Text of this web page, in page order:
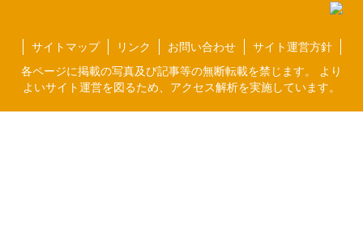
サイトマップ リンク お問い合わせ
サイト運営方針
各ページに掲載の写真及び記事等の無断転載を禁じます。 より
よいサイト運営を図るため、アクセス解析を実施しています。